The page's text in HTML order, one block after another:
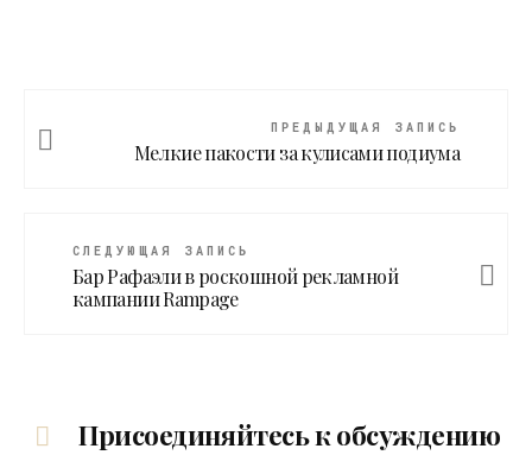
ПРЕДЫДУЩАЯ ЗАПИСЬ
Мелкие пакости за кулисами подиума
СЛЕДУЮЩАЯ ЗАПИСЬ
Бар Рафаэли в роскошной рекламной
кампании Rampage
Присоединяйтесь к обсуждению